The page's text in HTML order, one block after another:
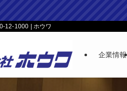
12-1000 | ホウワ
企業情報